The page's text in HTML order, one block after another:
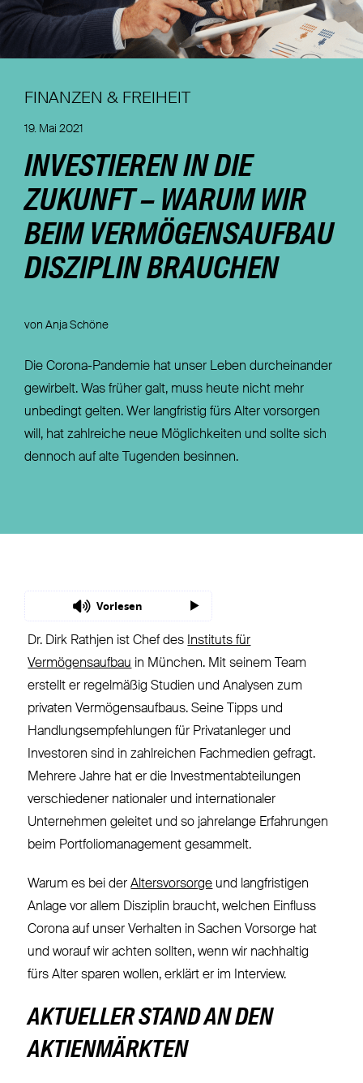
Nachhaltigkeit
FINANZEN & FREIHEIT
19. Mai 2021
INVESTIEREN IN DIE
ZUKUNFT – WARUM WIR
BEIM VERMÖGENSAUFBAU
DISZIPLIN BRAUCHEN
von Anja Schöne
Die Corona-Pandemie hat unser Leben durcheinander
gewirbelt. Was früher galt, muss heute nicht mehr
unbedingt gelten. Wer langfristig fürs Alter vorsorgen
will, hat zahlreiche neue Möglichkeiten und sollte sich
dennoch auf alte Tugenden besinnen.
Vorlesen
Dr. Dirk Rathjen ist Chef des Instituts für
Vermögensaufbau in München. Mit seinem Team
erstellt er regelmäßig Studien und Analysen zum
privaten Vermögensaufbaus. Seine Tipps und
Handlungsempfehlungen für Privatanleger und
Investoren sind in zahlreichen Fachmedien gefragt.
Mehrere Jahre hat er die Investmentabteilungen
verschiedener nationaler und internationaler
Unternehmen geleitet und so jahrelange Erfahrungen
beim Portfoliomanagement gesammelt.
Warum es bei derAltersvorsorge und langfristigen
Anlage vor allem Disziplin braucht, welchen Einfluss
Corona auf unser Verhalten in Sachen Vorsorge hat
und worauf wir achten sollten, wenn wir nachhaltig
fürs Alter sparen wollen, erklärt er im Interview.
AKTUELLER STAND AN DEN
AKTIENMÄRKTEN